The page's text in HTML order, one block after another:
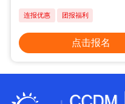
连报优惠 团报福利
点击报名